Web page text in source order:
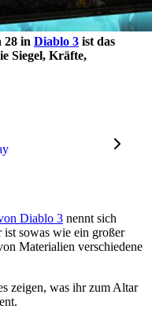
28 in Diablo 3 ist das
Siegel, Kräfte,
Diablo 3 nennt sich
sowas wie ein großer
Materialien verschiedene
zeigen, was ihr zum Altar